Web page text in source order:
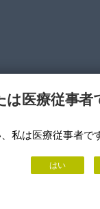
は医療従事者
私は医療従事者で
はい